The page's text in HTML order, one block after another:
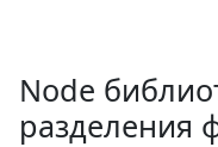
Node
разделения